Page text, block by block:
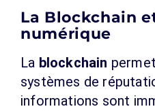
La Blockchain
numérique
La blockchain
systèmes de
informations sont